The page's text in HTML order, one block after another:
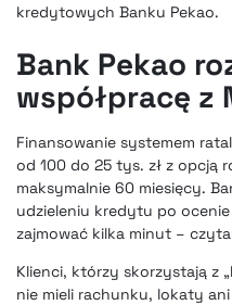
kredytowych Banku Pekao.
Bank Pekao
współpracę z
Finansowanie systemem
od 100 do 25 tys. zł z opcją
maksymalnie 60 miesięcy.
udzieleniu kredytu po
zajmować kilka minut –
Klienci, którzy skorzystają z
nie mieli rachunku, lokaty